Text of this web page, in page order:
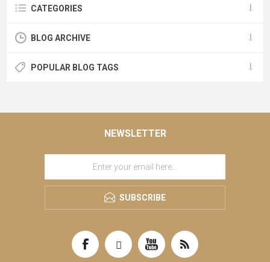
CATEGORIES
BLOG ARCHIVE
POPULAR BLOG TAGS
NEWSLETTER
SUBSCRIBE